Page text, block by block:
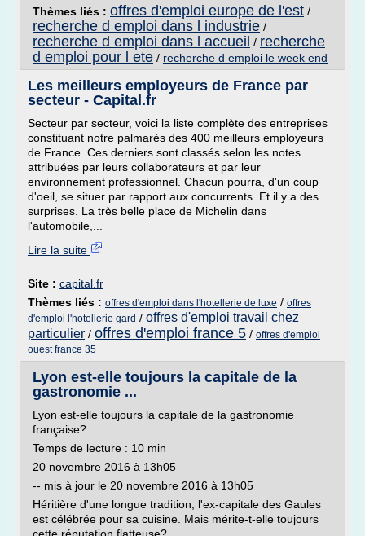
Thèmes liés : offres d'emploi europe de l'est /
recherche d emploi dans l industrie /
recherche d emploi dans l accueil / recherche
d emploi pour l ete / recherche d emploi le week end
Les meilleurs employeurs de France par
secteur - Capital.fr
Secteur par secteur, voici la liste complète des entreprises
constituant notre palmarès des 400 meilleurs employeurs
de France. Ces derniers sont classés selon les notes
attribuées par leurs collaborateurs et par leur
environnement professionnel. Chacun pourra, d'un coup
d'oeil, se situer par rapport aux concurrents. Et il y a des
surprises. La très belle place de Michelin dans
l'automobile,...
Lire la suite
Site : capital.fr
Thèmes liés : offres d'emploi dans l'hotellerie de luxe / offres
d'emploi l'hotellerie gard / offres d'emploi travail chez
particulier / offres d'emploi france 5 / offres d'emploi
ouest france 35
Lyon est-elle toujours la capitale de la
gastronomie ...
Lyon est-elle toujours la capitale de la gastronomie
française?
Temps de lecture : 10 min
20 novembre 2016 à 13h05
-- mis à jour le 20 novembre 2016 à 13h05
Héritière d'une longue tradition, l'ex-capitale des Gaules
est célébrée pour sa cuisine. Mais mérite-t-elle toujours